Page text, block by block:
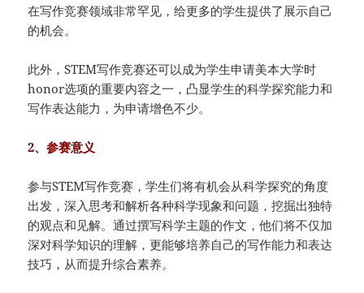
在写作竞赛领域非常罕见，给更多的学生提供了展示自己
的机会。
此外，STEM写作竞赛还可以成为学生申请美本大学时
honor选项的重要内容之一，凸显学生的科学探究能力和
写作表达能力，为申请增色不少。
2、参赛意义
参与STEM写作竞赛，学生们将有机会从科学探究的角度
出发，深入思考和解析各种科学现象和问题，挖掘出独特
的观点和见解。通过撰写科学主题的作文，他们将不仅加
深对科学知识的理解，更能够培养自己的写作能力和表达
技巧，从而提升综合素养。